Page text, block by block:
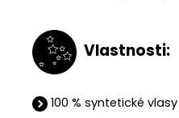
Vlastnosti:
100 % syntetické vlasy